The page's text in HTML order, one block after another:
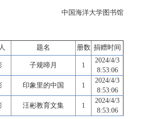
中国海洋大学图书馆
题名 册数 捐赠时间
子规啼月 1
2024/4/3
8:53:06
印象里的中国 1
2024/4/3
8:53:06
汪彬教育文集 1
2024/4/3
8:53:06